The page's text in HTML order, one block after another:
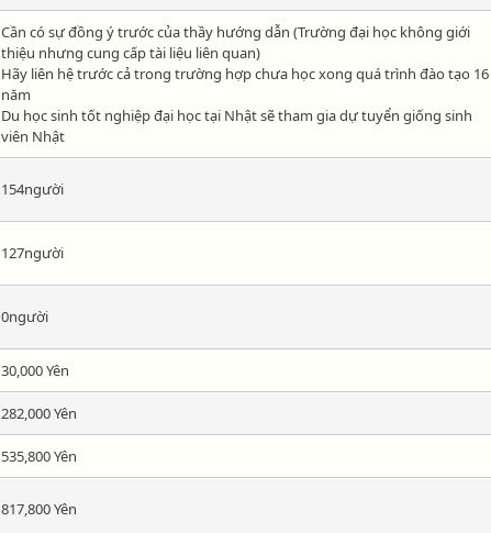
Cần có sự đồng ý trước của thầy hướng dẫn (Trường đại học không giới
thiệu nhưng cung cấp tài liệu liên quan)
Hãy liên hệ trước cả trong trường hợp chưa học xong quá trình đào tạo 16
năm
Du học sinh tốt nghiệp đại học tại Nhật sẽ tham gia dự tuyển giống sinh
viên Nhật
154người
127người
0người
30,000 Yên
282,000 Yên
535,800 Yên
817,800 Yên